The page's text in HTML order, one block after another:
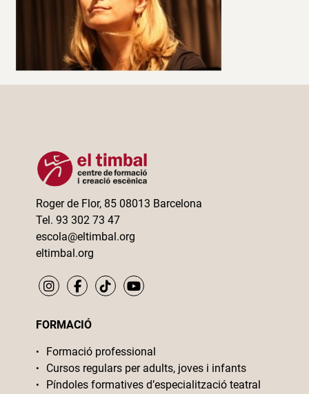
Roger de Flor, 85 08013 Barcelona
Tel. 93 302 73 47
escola@eltimbal.org
eltimbal.org
FORMACIÓ
Formació professional
Cursos regulars per adults, joves i infants
Píndoles formatives d’especialització teatral